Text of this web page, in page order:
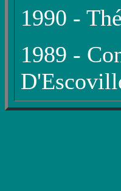
1990 -
1989 -